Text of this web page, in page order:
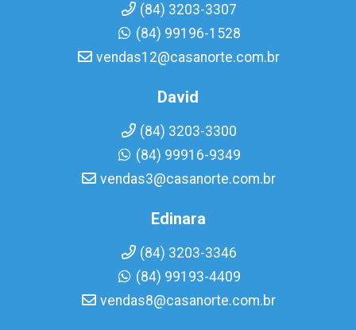
(84) 3203-3307
(84) 99196-1528
vendas12@casanorte.com.br
David
(84) 3203-3300
(84) 99916-9349
vendas3@casanorte.com.br
Edinara
(84) 3203-3346
(84) 99193-4409
vendas8@casanorte.com.br